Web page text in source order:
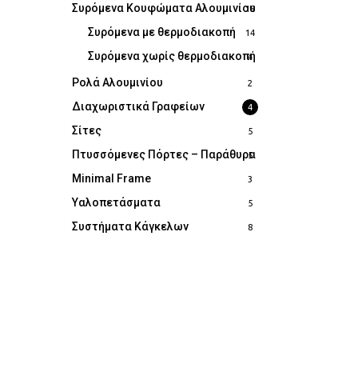
Συρόμενα Κουφώματα Αλουμινίου
18
Συρόμενα με θερμοδιακοπή 14
Συρόμενα χωρίς θερμοδιακοπή
4
Ρολά Αλουμινίου 2
Διαχωριστικά Γραφείων 4
Σίτες 5
Πτυσσόμενες Πόρτες – Παράθυρα
5
Minimal Frame 3
Υαλοπετάσματα 5
Συστήματα Κάγκελων 8